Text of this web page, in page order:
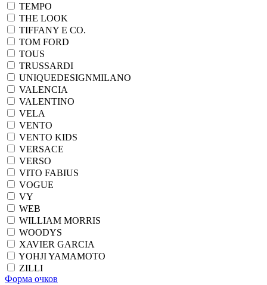
TEMPO
THE LOOK
TIFFANY E CO.
TOM FORD
TOUS
TRUSSARDI
UNIQUEDESIGNMILANO
VALENCIA
VALENTINO
VELA
VENTO
VENTO KIDS
VERSACE
VERSO
VITO FABIUS
VOGUE
VY
WEB
WILLIAM MORRIS
WOODYS
XAVIER GARCIA
YOHJI YAMAMOTO
ZILLI
Форма очков